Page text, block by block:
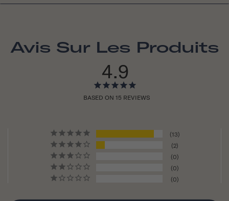
Avis Sur Les Produits
4.9
BASED ON 15 REVIEWS
13
2
0
0
0